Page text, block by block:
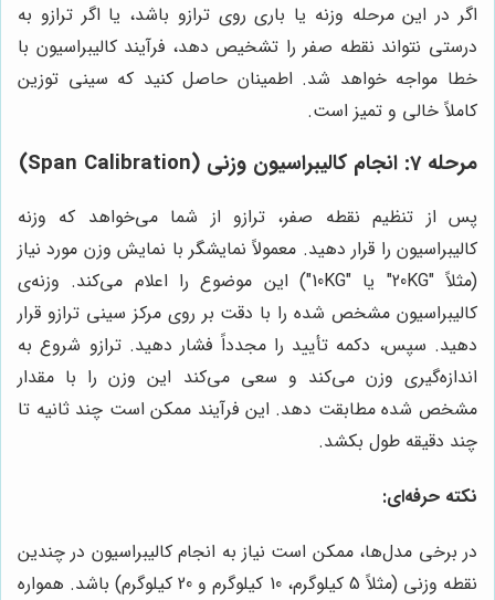
اگر در این مرحله وزنه یا باری روی ترازو باشد، یا اگر ترازو به
درستی نتواند نقطه صفر را تشخیص دهد، فرآیند کالیبراسیون با
خطا مواجه خواهد شد. اطمینان حاصل کنید که سینی توزین
کاملاً خالی و تمیز است.
مرحله 7: انجام کالیبراسیون وزنی (Span Calibration)
پس از تنظیم نقطه صفر، ترازو از شما می‌خواهد که وزنه
کالیبراسیون را قرار دهید. معمولاً نمایشگر با نمایش وزن مورد نیاز
(مثلاً "20KG" یا "10KG") این موضوع را اعلام می‌کند. وزنه‌ی
کالیبراسیون مشخص شده را با دقت بر روی مرکز سینی ترازو قرار
دهید. سپس، دکمه تأیید را مجدداً فشار دهید. ترازو شروع به
اندازه‌گیری وزن می‌کند و سعی می‌کند این وزن را با مقدار
مشخص شده مطابقت دهد. این فرآیند ممکن است چند ثانیه تا
چند دقیقه طول بکشد.
نکته حرفه‌ای:
در برخی مدل‌ها، ممکن است نیاز به انجام کالیبراسیون در چندین
نقطه وزنی (مثلاً 5 کیلوگرم، 10 کیلوگرم و 20 کیلوگرم) باشد. همواره